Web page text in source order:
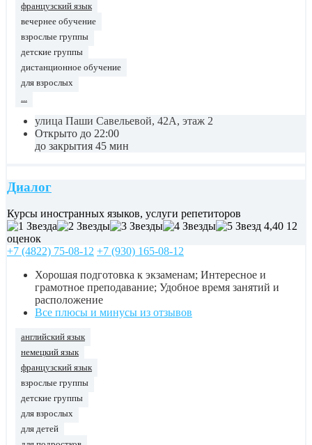
французский язык
вечернее обучение
взрослые группы
детские группы
дистанционное обучение
для взрослых
...
улица Паши Савельевой, 42А, этаж 2
Открыто до 22:00
до закрытия 45 мин
Диалог
Курсы иностранных языков, услуги репетиторов
4,40 12
оценок
+7 (4822) 75-08-12 +7 (930) 165-08-12
Хорошая подготовка к экзаменам; Интересное и
грамотное преподавание; Удобное время занятий и
расположение
Все плюсы и минусы из отзывов
английский язык
немецкий язык
французский язык
взрослые группы
детские группы
для взрослых
для детей